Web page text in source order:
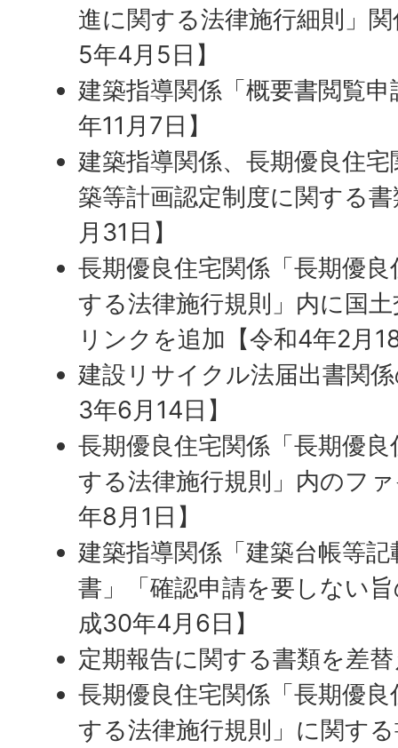
進に関する法律施行細則」
5年4月5日】
建築指導関係「概要書閲覧
年11月7日】
建築指導関係、長期優良住
築等計画認定制度に関する
月31日】
長期優良住宅関係「長期優
する法律施行規則」内に国
リンクを追加【令和4年2月
建設リサイクル法届出書関
3年6月14日】
長期優良住宅関係「長期優
する法律施行規則」内のフ
年8月1日】
建築指導関係「建築台帳等
書」「確認申請を要しない
成30年4月6日】
定期報告に関する書類を差
長期優良住宅関係「長期優
する法律施行規則」に関す